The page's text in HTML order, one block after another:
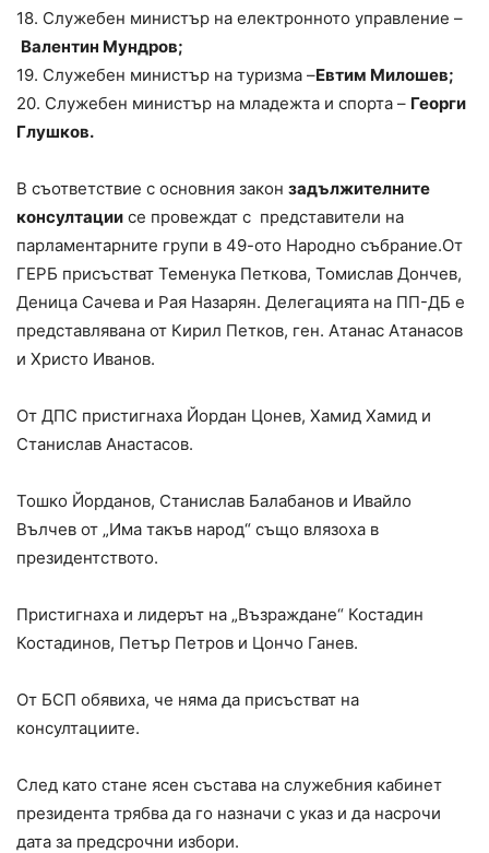
18. Служебен министър на електронното управление –
Валентин Мундров;
19. Служебен министър на туризма –Евтим Милошев;
20. Служебен министър на младежта и спорта – Георги
Глушков.
В съответствие с основния закон задължителните
консултации се провеждат с представители на
парламентарните групи в 49-ото Народно събрание.От
ГЕРБ присъстват Теменука Петкова, Томислав Дончев,
Деница Сачева и Рая Назарян. Делегацията на ПП-ДБ е
представлявана от Кирил Петков, ген. Атанас Атанасов
и Христо Иванов.
От ДПС пристигнаха Йордан Цонев, Хамид Хамид и
Станислав Анастасов.
Тошко Йорданов, Станислав Балабанов и Ивайло
Вълчев от „Има такъв народ“ също влязоха в
президентството.
Пристигнаха и лидерът на „Възраждане“ Костадин
Костадинов, Петър Петров и Цончо Ганев.
От БСП обявиха, че няма да присъстват на
консултациите.
След като стане ясен състава на служебния кабинет
президента трябва да го назначи с указ и да насрочи
дата за предсрочни избори.